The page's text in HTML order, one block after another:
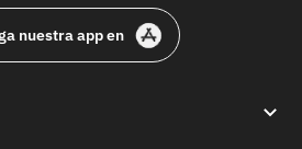
nuestra app en